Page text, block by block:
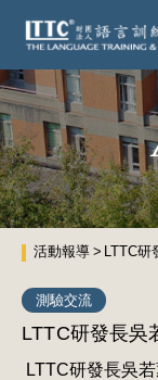
活動報導 LTTC
測驗交流
LTTC研發長吳
LTTC研發長吳